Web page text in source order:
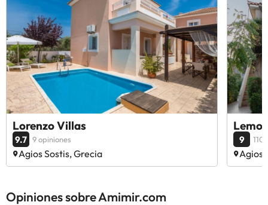
Lorenzo Villas
9.7 9 opiniones
Agios Sostis, Grecia
9 110
Agios
Opiniones sobre Amimir.com